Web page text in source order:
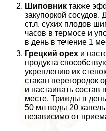
Шиповник также
закупоркой сосудов.
ст.л. сухих плодов
часов в термосе и
в день в течение 1
Грецкий орех и
продукта
укреплению их
стакан перегородок
и настаивать состав
месте. Трижды в
50 мл воды 20 капель
независимо от